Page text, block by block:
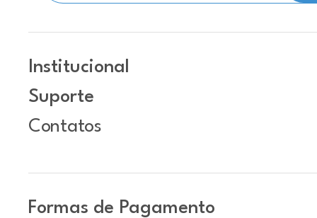
Institucional
Suporte
Contatos
Formas de Pagamento